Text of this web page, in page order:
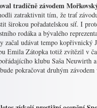
tradičně závodem
zatraktivnit tím, že trať
širokou pořadatelskou síť. I
rodáka a bývalého
začal udávat tempo kopřivnický
Emila Zátopka totiž zvítězil v
klubu Saša Neuwirth
pokračovat druhým